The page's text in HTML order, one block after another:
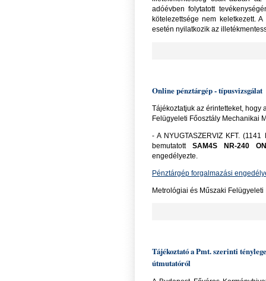
adóévben folytatott
kötelezettsége nem keletkezett.
esetén nyilatkozik az
Online pénztárgép - típusvizsgálat
Tájékoztatjuk az érintetteket, hogy
Felügyeleti Főosztály Mechanikai
- A NYUGTASZERVIZ KFT.
bemutatott SAM4S NR-240
engedélyezte.
Pénztárgép forgalmazási
Metrológiai és Műszaki Felügyeleti
Tájékoztató a Pmt. szerinti
útmutatóról